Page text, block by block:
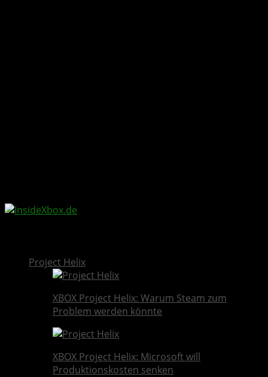
Project Helix
XBOX Project Helix: Warum Steam zum
Problem werden könnte
XBOX Project Helix: Microsoft will
Produktionskosten senken